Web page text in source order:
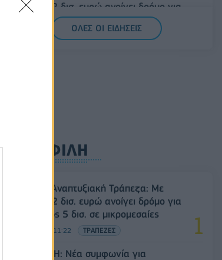
«προίκα» 2 δισ. ευρώ ανοίγει δρόμο για
δάνεια έως 5 δισ. σε μικρομεσαίες
08/08/2026 - 11:22
ΟΛΕΣ ΟΙ ΕΙΔΗΣΕΙΣ
ΔΗΜΟΦΙΛΗ
Ελληνική Αναπτυξιακή Τράπεζα: Με
«προίκα» 2 δισ. ευρώ ανοίγει δρόμο για
δάνεια έως 5 δισ. σε μικρομεσαίες
08/08/2026 - 11:22 ΤΡΑΠΕΖΕΣ
Όμιλος ΔΕΗ: Νέα συμφωνία για